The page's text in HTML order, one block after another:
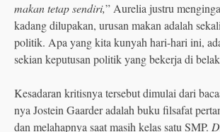
makan tetap sendiri,” Aurelia justru
kadang dilupakan, urusan makan adalah
politik. Apa yang kita kunyah hari-hari ini,
sekian keputusan politik yang bekerja di
Kesadaran kritisnya tersebut dimulai dari
nya Jostein Gaarder adalah buku filsafat
dan melahapnya saat masih kelas satu SMP.